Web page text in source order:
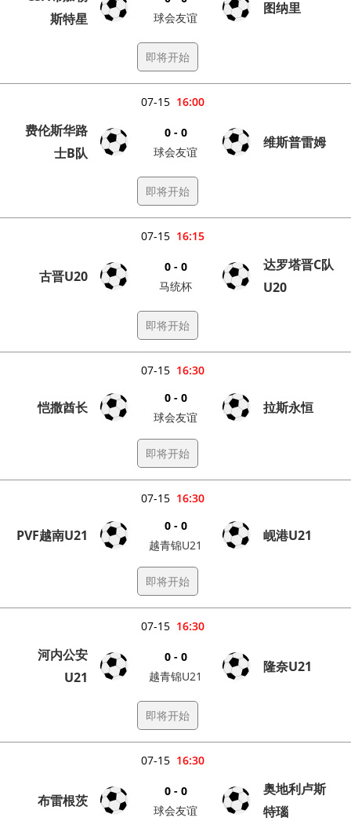
斯特星
球会友谊
图纳里
即将开始
16:00
07-15
费伦斯华路
士B队
0 - 0
球会友谊
维斯普雷姆
即将开始
16:15
07-15
古晋U20
0 - 0
马统杯
达罗塔晋C队
U20
即将开始
16:30
07-15
恺撒酋长
0 - 0
球会友谊
拉斯永恒
即将开始
16:30
07-15
PVF越南U21
0 - 0
越青锦U21
岘港U21
即将开始
16:30
07-15
河内公安
U21
0 - 0
越青锦U21
隆奈U21
即将开始
16:30
07-15
布雷根茨
0 - 0
球会友谊
奥地利卢斯
特瑙